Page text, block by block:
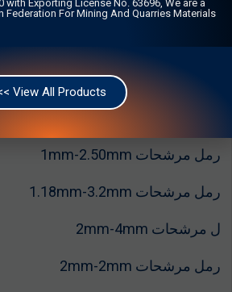
رمل مرشحات 1mm-1.60mm
رمل مرشحات 1mm-2mm
رمل مرشحات 1mm-2.50mm
رمل مرشحات 1.18mm-3.2mm
ل مرشحات 2mm-4mm
رمل مرشحات 2mm-2mm
with Exporting License No. 63696, We are a
Federation For Mining And Quarries Materials.
View All Products >>